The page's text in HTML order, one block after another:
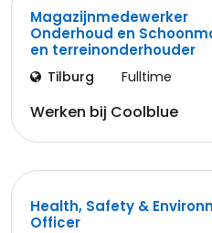
Magazijnmedewerker
Onderhoud en
en terreinonderhouder
Tilburg Fulltime
Werken bij Coolblue
Health, Safety &
Officer